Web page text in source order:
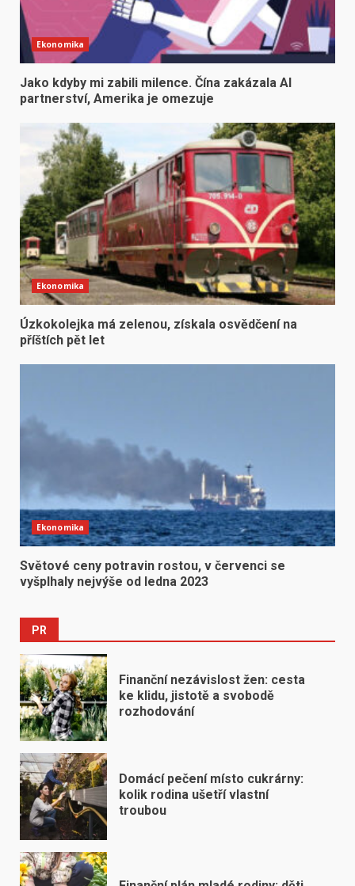
Ekonomika
Jako kdyby mi zabili milence. Čína zakázala AI
partnerství, Amerika je omezuje
Ekonomika
Úzkokolejka má zelenou, získala osvědčení na
příštích pět let
Ekonomika
Světové ceny potravin rostou, v červenci se
vyšplhaly nejvýše od ledna 2023
PR
Finanční nezávislost žen: cesta
ke klidu, jistotě a svobodě
rozhodování
Domácí pečení místo cukrárny:
kolik rodina ušetří vlastní
troubou